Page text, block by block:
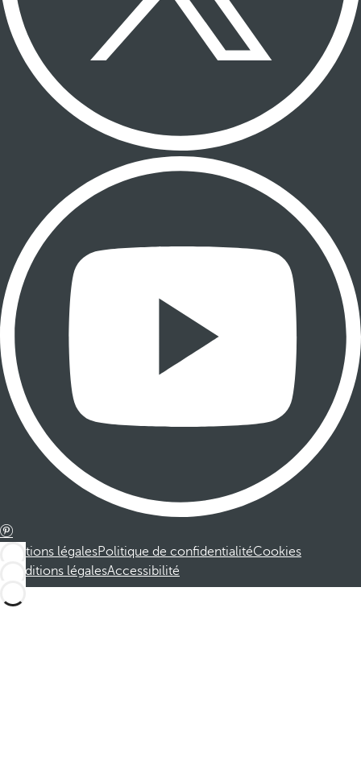
Mentions légalesPolitique de confidentialitéCookies
Conditions légalesAccessibilité